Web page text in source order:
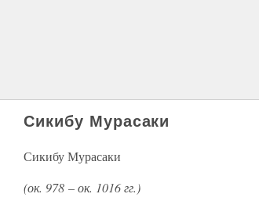
Сикибу Мурасаки
Сикибу Мурасаки
(ок. 978 – ок. 1016 гг.)